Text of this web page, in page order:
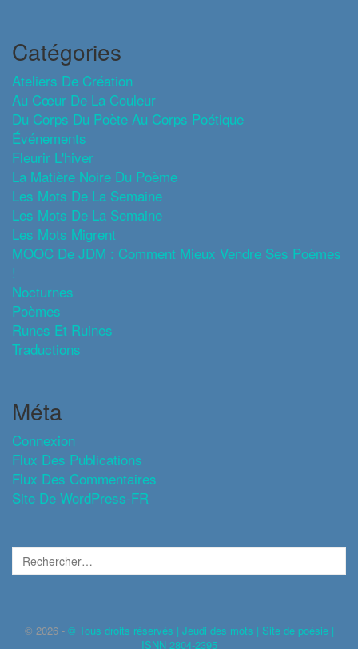
Catégories
Ateliers De Création
Au Cœur De La Couleur
Du Corps Du Poète Au Corps Poétique
Événements
Fleurir L'hiver
La Matière Noire Du Poème
Les Mots De La Semaine
Les Mots De La Semaine
Les Mots Migrent
MOOC De JDM : Comment Mieux Vendre Ses Poèmes
!
Nocturnes
Poèmes
Runes Et Ruines
Traductions
Méta
Connexion
Flux Des Publications
Flux Des Commentaires
Site De WordPress-FR
© 2026 - © Tous droits réservés | Jeudi des mots | Site de poésie |
ISNN 2804-2395